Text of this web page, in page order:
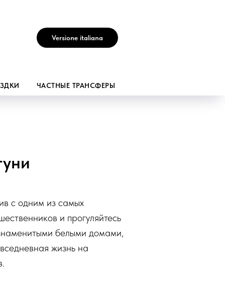
Versione italiana
ЧАСТНЫЕ ТРАНСФЕРЫ
с одним из самых
и прогуляйтесь
белыми домами,
жизнь на